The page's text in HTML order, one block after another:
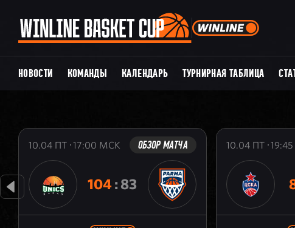
НОВОСТИ КОМАНДЫ КАЛЕНДАРЬ ТУРНИРНАЯ ТАБЛИЦА
10.04 ПТ 17:00 МСК ОБЗОР МАТЧА
104:83
10.04 ПТ 19:45